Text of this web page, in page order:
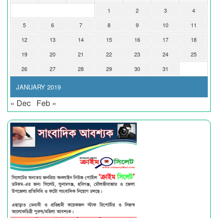
JANUARY 2019
1 2 3
4
5
6 7 8 9 10
11
12
13 14 15 16 17
18
19
20 21 22 23 24
25
26
27 28 29 30 31
« Dec Feb »